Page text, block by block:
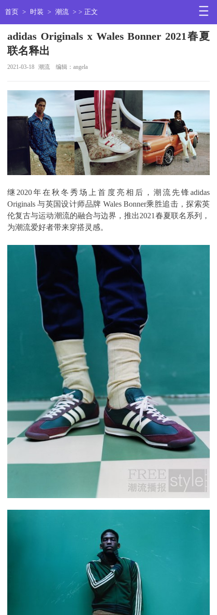
首页 > 时装 > 潮流 > > 正文
adidas Originals x Wales Bonner 2021春夏
联名释出
2021-03-18 潮流 编辑：angela
继2020年在秋冬秀场上首度亮相后，潮流先锋adidas
Originals 与英国设计师品牌 Wales Bonner乘胜追击，探索英
伦复古与运动潮流的融合与边界，推出2021春夏联名系列，
为潮流爱好者带来穿搭灵感。